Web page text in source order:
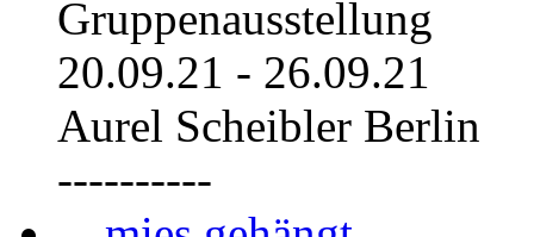
Gruppenausstellung
20.09.21 - 26.09.21
Aurel Scheibler Berlin
----------